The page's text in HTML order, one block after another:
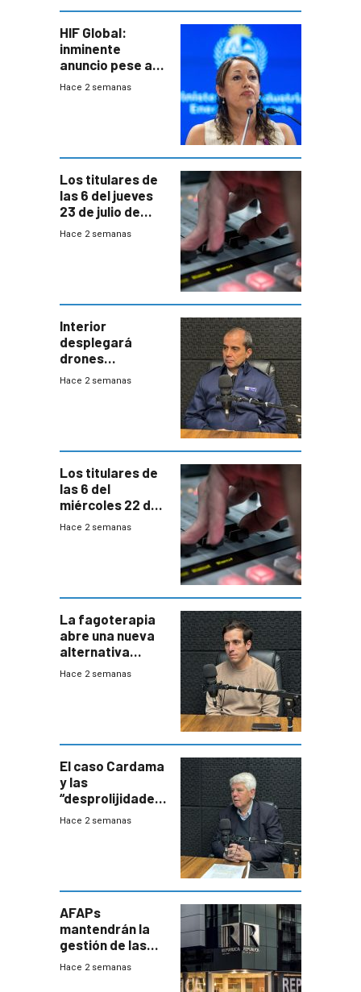
HIF Global:
inminente
anuncio pese a
declaración de
gobierno
Hace 2 semanas
Los titulares de
las 6 del jueves
23 de julio de
2026
Hace 2 semanas
Interior
desplegará
drones
autónomos para
Hace 2 semanas
Los titulares de
las 6 del
miércoles 22 de
julio de 2026
Hace 2 semanas
La fagoterapia
abre una nueva
alternativa
contra bacterias
innovadora
Hace 2 semanas
El caso Cardama
y las
“desprolijidades”
que la
Hace 2 semanas
AFAPs
mantendrán la
gestión de las
cuentas
Hace 2 semanas